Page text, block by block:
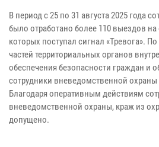
В период с 25 по 31 августа 2025 года
было отработано более 110 выездов
которых поступал сигнал «Тревога».
частей территориальных органов
обеспечения безопасности граждан и
сотрудники вневедомственной
Благодаря оперативным действиям
вневедомственной охраны, краж из
допущено.